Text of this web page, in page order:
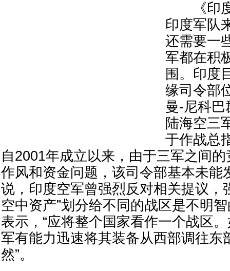
《印度
印度军队
还需要一
军都在积
围。印度
缘司令部
曼-尼科
陆海空三
于作战总
自2001年成立以来，由于三军之间
作风和资金问题，该司令部基本未能
说，印度空军曾强烈反对相关提议，
空中资产”划分给不同的战区是不明
表示，“应将整个国家看作一个战区
军有能力迅速将其装备从西部调往东
然”。